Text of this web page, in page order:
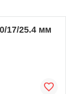
17/25.4 мм